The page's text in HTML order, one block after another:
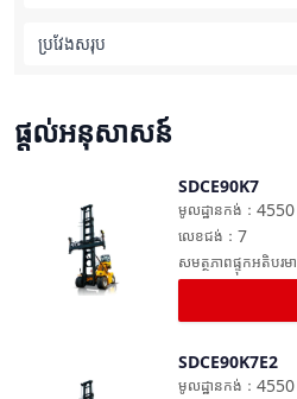
ប្រវែង​សរុប
ផ្តល់អនុសាសន៍
SDCE90K7
4550
មូលដ្ឋានកង់ ：
7
លេខជង់ ：
សមត្ថភាពផ្ទុកអតិបរមា
SDCE90K7E2
4550
មូលដ្ឋានកង់ ：